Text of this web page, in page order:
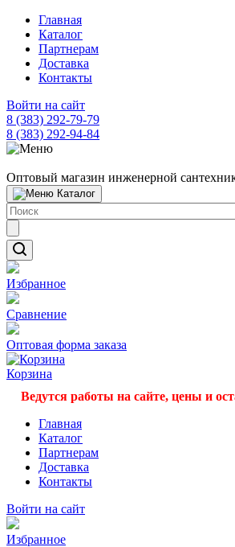
Главная
Каталог
Партнерам
Доставка
Контакты
Войти на сайт
8 (383) 292-79-79
8 (383) 292-94-84
Оптовый магазин инженерной
Каталог
Избранное
Сравнение
Оптовая форма заказа
Корзина
Ведутся работы на сайте, цены и
Главная
Каталог
Партнерам
Доставка
Контакты
Войти на сайт
Избранное